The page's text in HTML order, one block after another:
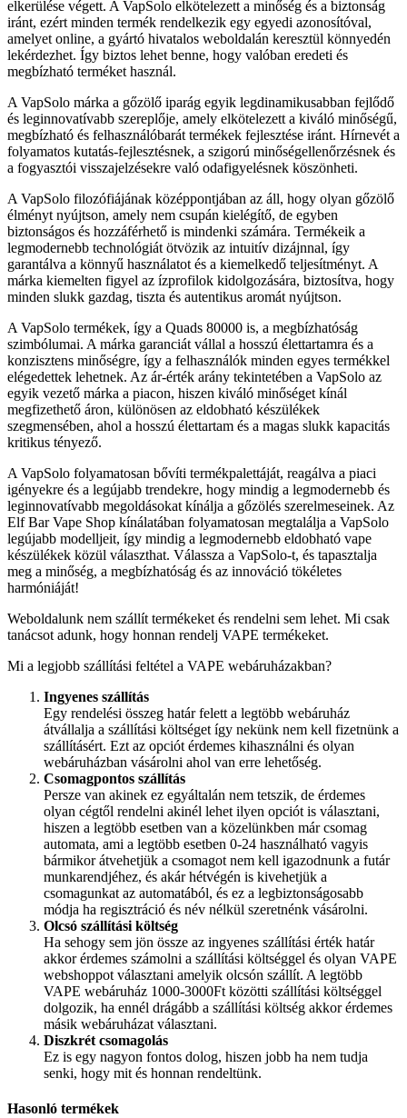
elkerülése végett. A VapSolo elkötelezett a minőség és a biztonság
iránt, ezért minden termék rendelkezik egy egyedi azonosítóval,
amelyet online, a gyártó hivatalos weboldalán keresztül könnyedén
lekérdezhet. Így biztos lehet benne, hogy valóban eredeti és
megbízható terméket használ.
A VapSolo márka a gőzölő iparág egyik legdinamikusabban fejlődő
és leginnovatívabb szereplője, amely elkötelezett a kiváló minőségű,
megbízható és felhasználóbarát termékek fejlesztése iránt. Hírnevét a
folyamatos kutatás-fejlesztésnek, a szigorú minőségellenőrzésnek és
a fogyasztói visszajelzésekre való odafigyelésnek köszönheti.
A VapSolo filozófiájának középpontjában az áll, hogy olyan gőzölő
élményt nyújtson, amely nem csupán kielégítő, de egyben
biztonságos és hozzáférhető is mindenki számára. Termékeik a
legmodernebb technológiát ötvözik az intuitív dizájnnal, így
garantálva a könnyű használatot és a kiemelkedő teljesítményt. A
márka kiemelten figyel az ízprofilok kidolgozására, biztosítva, hogy
minden slukk gazdag, tiszta és autentikus aromát nyújtson.
A VapSolo termékek, így a Quads 80000 is, a megbízhatóság
szimbólumai. A márka garanciát vállal a hosszú élettartamra és a
konzisztens minőségre, így a felhasználók minden egyes termékkel
elégedettek lehetnek. Az ár-érték arány tekintetében a VapSolo az
egyik vezető márka a piacon, hiszen kiváló minőséget kínál
megfizethető áron, különösen az eldobható készülékek
szegmensében, ahol a hosszú élettartam és a magas slukk kapacitás
kritikus tényező.
A VapSolo folyamatosan bővíti termékpalettáját, reagálva a piaci
igényekre és a legújabb trendekre, hogy mindig a legmodernebb és
leginnovatívabb megoldásokat kínálja a gőzölés szerelmeseinek. Az
Elf Bar Vape Shop kínálatában folyamatosan megtalálja a VapSolo
legújabb modelljeit, így mindig a legmodernebb eldobható vape
készülékek közül választhat. Válassza a VapSolo-t, és tapasztalja
meg a minőség, a megbízhatóság és az innováció tökéletes
harmóniáját!
Weboldalunk nem szállít termékeket és rendelni sem lehet. Mi csak
tanácsot adunk, hogy honnan rendelj VAPE termékeket.
Mi a legjobb szállítási feltétel a VAPE webáruházakban?
Ingyenes szállítás
Egy rendelési összeg határ felett a legtöbb webáruház
átvállalja a szállítási költséget így nekünk nem kell fizetnünk a
szállításért. Ezt az opciót érdemes kihasználni és olyan
webáruházban vásárolni ahol van erre lehetőség.
Csomagpontos szállítás
Persze van akinek ez egyáltalán nem tetszik, de érdemes
olyan cégtől rendelni akinél lehet ilyen opciót is választani,
hiszen a legtöbb esetben van a közelünkben már csomag
automata, ami a legtöbb esetben 0-24 használható vagyis
bármikor átvehetjük a csomagot nem kell igazodnunk a futár
munkarendjéhez, és akár hétvégén is kivehetjük a
csomagunkat az automatából, és ez a legbiztonságosabb
módja ha regisztráció és név nélkül szeretnénk vásárolni.
Olcsó szállítási költség
Ha sehogy sem jön össze az ingyenes szállítási érték határ
akkor érdemes számolni a szállítási költséggel és olyan VAPE
webshoppot választani amelyik olcsón szállít. A legtöbb
VAPE webáruház 1000-3000Ft közötti szállítási költséggel
dolgozik, ha ennél drágább a szállítási költség akkor érdemes
másik webáruházat választani.
Diszkrét csomagolás
Ez is egy nagyon fontos dolog, hiszen jobb ha nem tudja
senki, hogy mit és honnan rendeltünk.
Hasonló termékek